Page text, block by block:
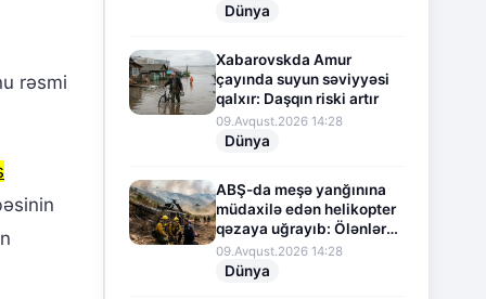
rəsmi
Dünya
Xabarovskda Amur
çayında suyun səviyyəsi
qalxır: Daşqın riski artır
09.Avqust.2026 14:28
Dünya
ABŞ-da meşə yanğınına
müdaxilə edən helikopter
qəzaya uğrayıb: Ölənlər
və yaralananlar var
09.Avqust.2026 14:28
Dünya